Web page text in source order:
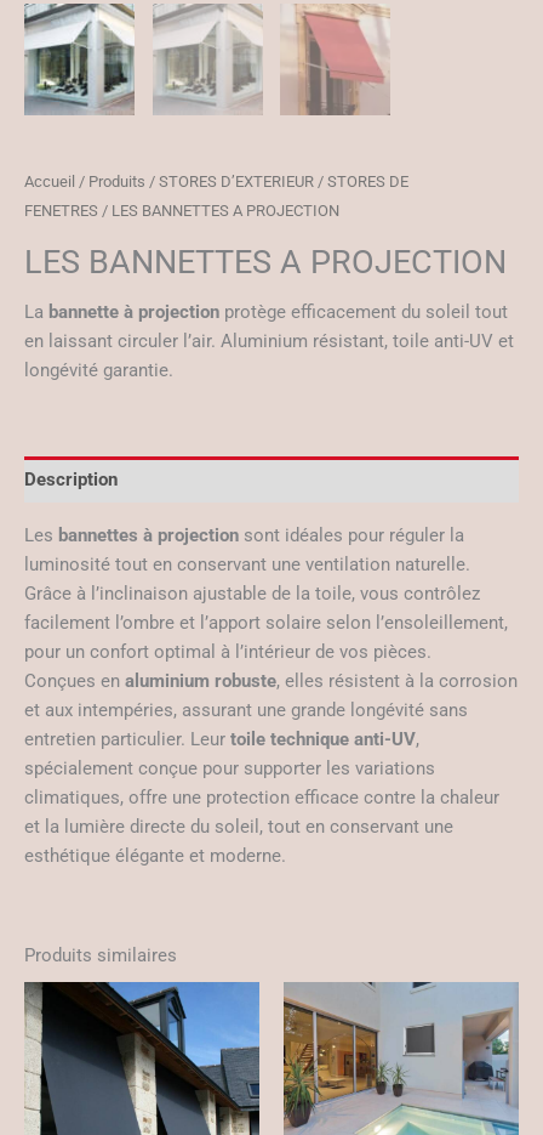
Accueil / Produits / STORES D’EXTERIEUR / STORES DE
FENETRES / LES BANNETTES A PROJECTION
LES BANNETTES A PROJECTION
La bannette à projection protège efficacement du soleil tout
en laissant circuler l’air. Aluminium résistant, toile anti-UV et
longévité garantie.
Description
Les bannettes à projection sont idéales pour réguler la
luminosité tout en conservant une ventilation naturelle.
Grâce à l’inclinaison ajustable de la toile, vous contrôlez
facilement l’ombre et l’apport solaire selon l’ensoleillement,
pour un confort optimal à l’intérieur de vos pièces.
Conçues en aluminium robuste, elles résistent à la corrosion
et aux intempéries, assurant une grande longévité sans
entretien particulier. Leur toile technique anti-UV,
spécialement conçue pour supporter les variations
climatiques, offre une protection efficace contre la chaleur
et la lumière directe du soleil, tout en conservant une
esthétique élégante et moderne.
Produits similaires